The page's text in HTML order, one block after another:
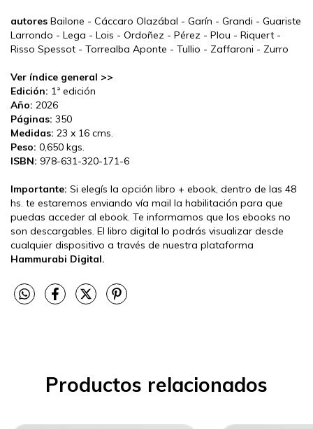
autores Bailone - Cáccaro Olazábal - Garín - Grandi - Guariste
Larrondo - Lega - Lois - Ordoñez - Pérez - Plou - Riquert -
Risso Spessot - Torrealba Aponte - Tullio - Zaffaroni - Zurro
Ver índice general >>
Edición: 1ª edición
Año: 2026
Páginas: 350
Medidas: 23 x 16 cms.
Peso: 0,650 kgs.
ISBN: 978-631-320-171-6
Importante: Si elegís la opción libro + ebook, dentro de las 48
hs. te estaremos enviando vía mail la habilitación para que
puedas acceder al ebook. Te informamos que los ebooks no
son descargables. El libro digital lo podrás visualizar desde
cualquier dispositivo a través de nuestra plataforma
Hammurabi Digital.
Productos relacionados